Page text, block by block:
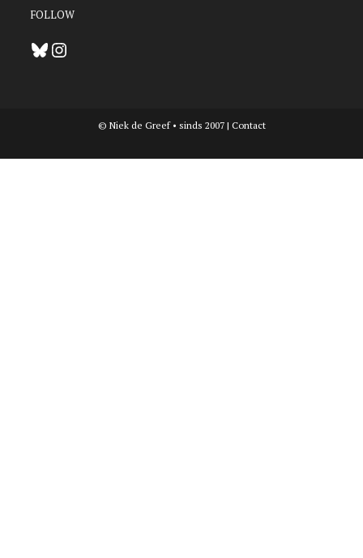
FOLLOW
BlueskyInstagram
© Niek de Greef • sinds 2007 | Contact